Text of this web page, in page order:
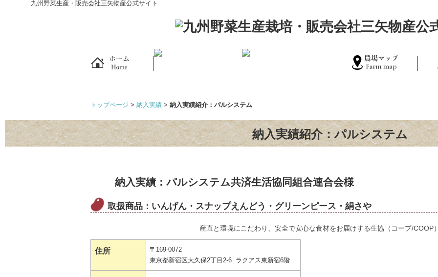
九州野菜生産・販売会社三矢物産公式サイト
トップページ >納入実績 >納入実績紹介：パルシステム
納入実績紹介：パルシステム
納入実績：パルシステム共済生活協同組合連合会様
取扱商品：いんげん・スナップえんどう・グリーンピース・絹さや
産直と環境にこだわり、安全で安心な食材をお届けする生協（コープ/COOP
住所
〒169-0072
東京都新宿区大久保2丁目2-6 ラクアス東新宿6階